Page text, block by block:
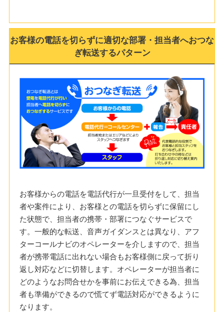
お客様の電話を切らずに適切な部署・担当者へおつな
ぎ転送するパターン
お客様からの電話を電話代行が一旦受付をして、担当
者や案件により、お客様との電話を切らずに保留にし
た状態で、担当者の携帯・部署につなぐサービスで
す。一般的な転送、音声ガイダンスとは異なり、アフ
ターコールナビのオペレーターを介しますので、担当
者が携帯電話に出れない場合もお客様側に戻って折り
返し対応などに切替します。オペレーターが担当者に
どのようなお問合せかを事前にお伝えできる為、担当
者も準備ができるので慌てず電話対応ができるように
なります。